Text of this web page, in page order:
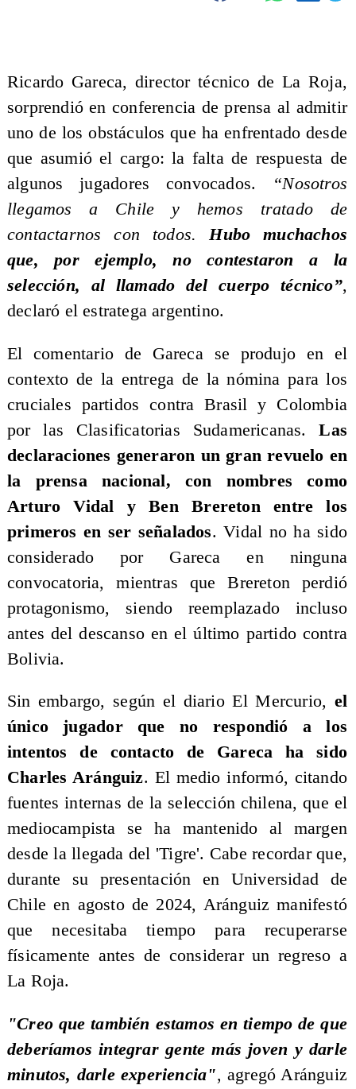
Ricardo Gareca, director técnico de La Roja,
sorprendió en conferencia de prensa al admitir
uno de los obstáculos que ha enfrentado desde
que asumió el cargo: la falta de respuesta de
algunos jugadores convocados.
“Nosotros
llegamos a Chile y hemos tratado de
contactarnos con todos.Hubo muchachos
que, por ejemplo, no contestaron a la
selección, al llamado del cuerpo técnico”,
declaró el estratega argentino.
El comentario de Gareca se produjo en el
contexto de la entrega de la nómina para los
cruciales partidos contra Brasil y Colombia
por las Clasificatorias Sudamericanas.Las
declaraciones generaron un gran revuelo en
la prensa nacional, con nombres como
Arturo Vidal y Ben Brereton entre los
primeros en ser señalados. Vidal no ha sido
considerado por Gareca en ninguna
convocatoria, mientras que Brereton perdió
protagonismo, siendo reemplazado incluso
antes del descanso en el último partido contra
Bolivia.
Sin embargo, según el diario El Mercurio, el
único jugador que no respondió a los
intentos de contacto de Gareca ha sido
Charles Aránguiz. El medio informó, citando
fuentes internas de la selección chilena, que el
mediocampista se ha mantenido al margen
desde la llegada del 'Tigre'. Cabe recordar que,
durante su presentación en Universidad de
Chile en agosto de 2024, Aránguiz manifestó
que necesitaba tiempo para recuperarse
físicamente antes de considerar un regreso a
La Roja.
"Creo que también estamos en tiempo de que
deberíamos integrar gente más joven y darle
minutos, darle experiencia", agregó Aránguiz